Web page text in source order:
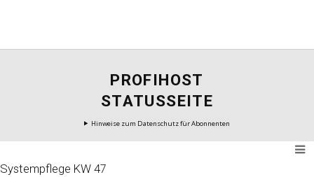
PROFIHOST
STATUSSEITE
Hinweise zum Datenschutz für Abonnenten
Systempflege KW 47